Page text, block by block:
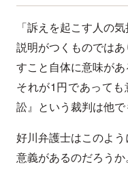
「訴えを起こす人の
説明がつくものでは
すこと自体に意味が
それが1円であって
訟』という裁判は他で
好川弁護士はこのよ
意義があるのだろうか。